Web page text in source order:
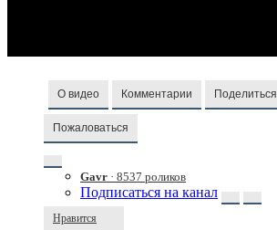
О видео Комментарии Поделиться
Пожаловаться
Gavr · 8537 роликов
Подписаться на канал
Нравится